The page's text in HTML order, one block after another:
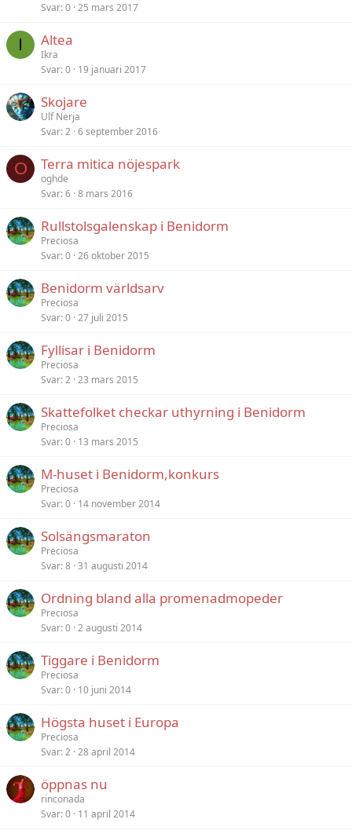
Svar 0 25 mars 2017
I Altea
Ikra
Svar 0 19 januari 2017
Skojare
Ulf Nerja
Svar 2 6 september 2016
O Terra mitica nöjespark
oghde
Svar 6 8 mars 2016
Rullstolsgalenskap i Benidorm
Preciosa
Svar 0 26 oktober 2015
Benidorm världsarv
Preciosa
Svar 0 27 juli 2015
Fyllisar i Benidorm
Preciosa
Svar 2 23 mars 2015
Skattefolket checkar uthyrning i Benidorm
Preciosa
Svar 0 13 mars 2015
M-huset i Benidorm,konkurs
Preciosa
Svar 0 14 november 2014
Solsängsmaraton
Preciosa
Svar 8 31 augusti 2014
Ordning bland alla promenadmopeder
Preciosa
Svar 0 2 augusti 2014
Tiggare i Benidorm
Preciosa
Svar 0 10 juni 2014
Högsta huset i Europa
Preciosa
Svar 2 28 april 2014
öppnas nu
rinconada
Svar 0 11 april 2014